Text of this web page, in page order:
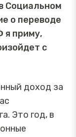
Социальном
о переводе
я приму,
с
доход за
Это год, в